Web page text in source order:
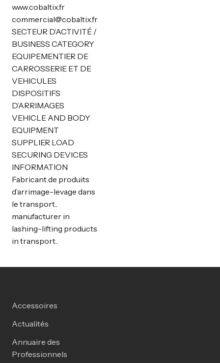
www.cobaltix.fr
commercial@cobaltix.fr
SECTEUR D’ACTIVITÉ /
BUSINESS CATEGORY
EQUIPEMENTIER DE
CARROSSERIE ET DE
VEHICULES
DISPOSITIFS
D’ARRIMAGES
VEHICLE AND BODY
EQUIPMENT
SUPPLIER LOAD
SECURING DEVICES
INFORMATION
Fabricant de produits
d’arrimage-levage dans
le transport..
manufacturer in
lashing-lifting products
in transport..
Accessoires
Actualités
Annuaire des
Professionnels